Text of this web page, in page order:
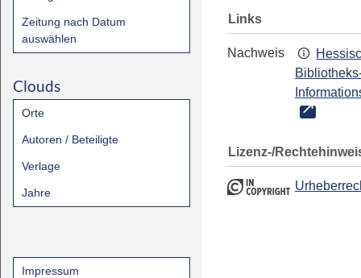
Zeitung nach Datum
auswählen
Clouds
Orte
Autoren / Beteiligte
Verlage
Jahre
Impressum
Links
Nachweis
Lizenz-/